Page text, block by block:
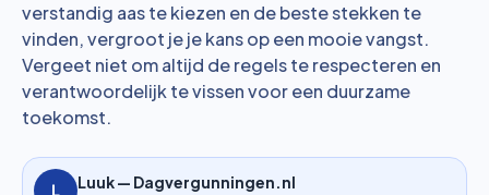
verstandig aas te kiezen en de beste stekken te
vinden, vergroot je je kans op een mooie vangst.
Vergeet niet om altijd de regels te respecteren en
verantwoordelijk te vissen voor een duurzame
toekomst.
Luuk — Dagvergunningen.nl